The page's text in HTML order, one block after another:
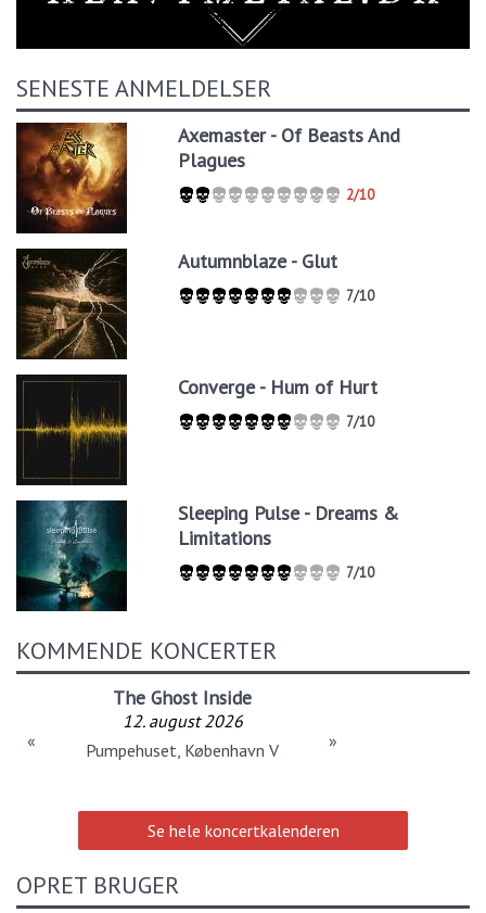
SENESTE ANMELDELSER
Axemaster - Of Beasts And
Plagues
2/10
Autumnblaze - Glut
7/10
Converge - Hum of Hurt
7/10
Sleeping Pulse - Dreams &
Limitations
7/10
KOMMENDE KONCERTER
The Ghost Inside
12. august 2026
Pumpehuset, København V
« »
Se hele koncertkalenderen
OPRET BRUGER